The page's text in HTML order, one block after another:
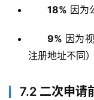
支
18% 因为
9% 因为
注册地址不同）
7.2 二次申请